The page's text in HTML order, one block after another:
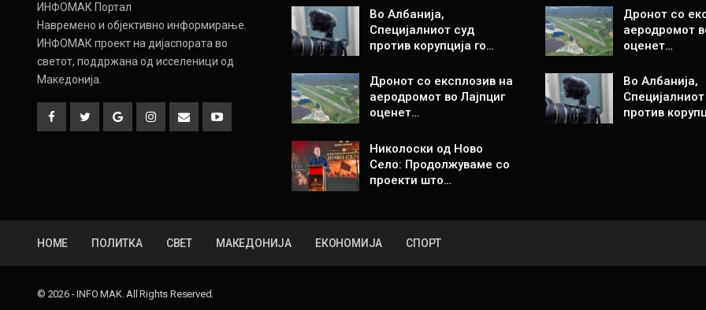
ИНФОМАК Портал
Навремено и објективно информирање.
ИНФОМАК проект на дијаспората во
светот, поддржана од исселеници од
Македонија.
Во Албанија,
Специјалниот суд
против корупција го…
Дронот со експлозив на
аеродромот во Лајпциг
оценет…
Николоски од Ново
Село: Продолжуваме со
проекти што…
Дронот со
аеродромот
оценет…
Во Албанија,
против
HOME ПОЛИТКА СВЕТ МАКЕДОНИЈА ЕКОНОМИЈА СПОРТ
© 2026 - INFO MAK. All Rights Reserved.